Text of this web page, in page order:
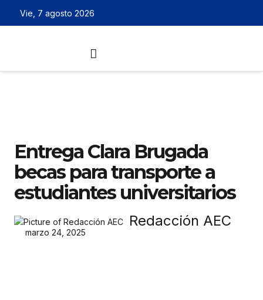
Vie, 7 agosto 2026
Entrega Clara Brugada
becas para transporte a
estudiantes universitarios
Redacción AEC
marzo 24, 2025